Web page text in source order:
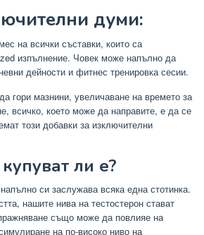
думи:
на всички съставки, които са
изпълнение. Човек може напълно да
дейности и фитнес тренировка сесии.
гори мазнини, увеличаване на времето за
всичко, което може да направите, е да се
този добавки за изключителни
ли е?
си заслужава всяка една стотинка.
нашите нива на тестостерон стават
също може да повлияе на
на по-високо ниво на